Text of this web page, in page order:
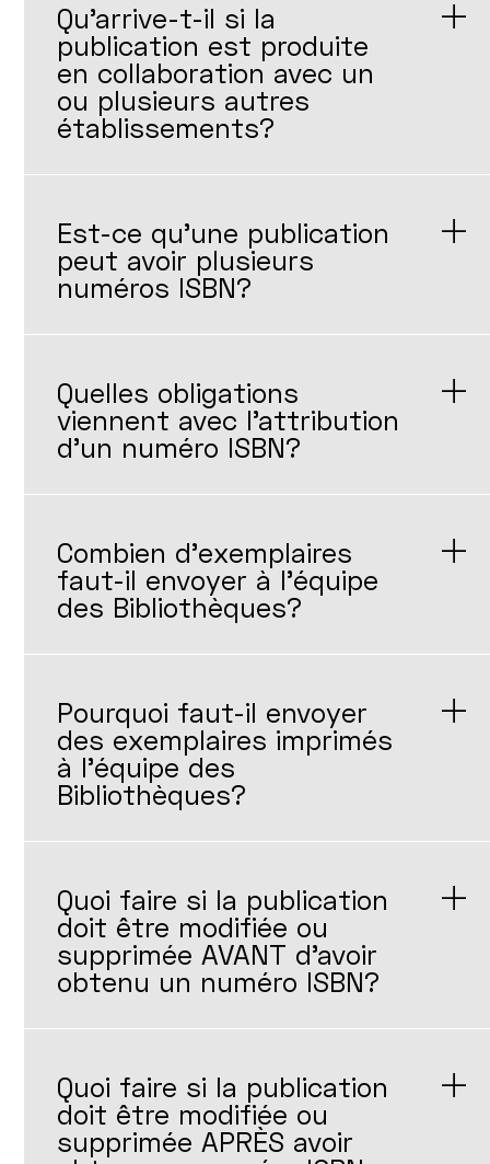
Qu'arrive-t-il si la
publication est produite
en collaboration avec un
ou plusieurs autres
établissements?
Est-ce qu'une publication
peut avoir plusieurs
numéros ISBN?
Quelles obligations
viennent avec l'attribution
d'un numéro ISBN?
Combien d'exemplaires
faut-il envoyer à l'équipe
des Bibliothèques?
Pourquoi faut-il envoyer
des exemplaires imprimés
à l'équipe des
Bibliothèques?
Quoi faire si la publication
doit être modifiée ou
supprimée AVANT d'avoir
obtenu un numéro ISBN?
Quoi faire si la publication
doit être modifiée ou
supprimée APRÈS avoir